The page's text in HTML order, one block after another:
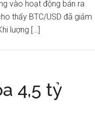
vào hoạt động bán ra
thấy BTC/USD đã giảm
lượng […]
4,5 tỷ